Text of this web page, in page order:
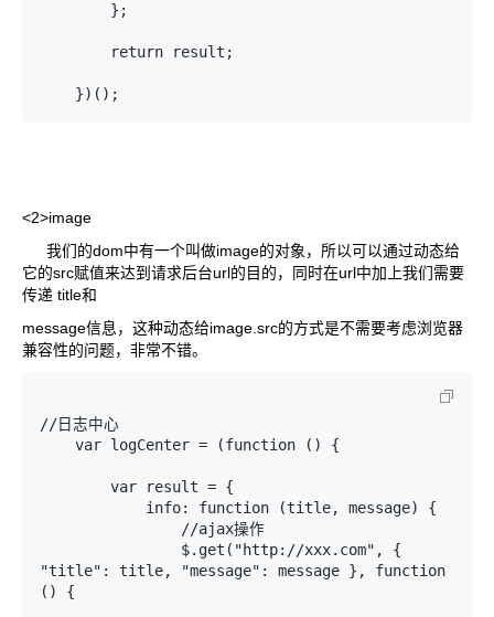
    })();
<2>image
我们的dom中有一个叫做image的对象，所以可以通过动态给
它的src赋值来达到请求后台url的目的，同时在url中加上我们需要
传递 title和
message信息，这种动态给image.src的方式是不需要考虑浏览器
兼容性的问题，非常不错。
//日志中心
"title": title, "message": message }, function
() {